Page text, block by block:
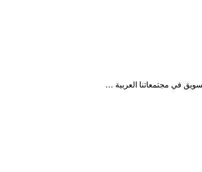
في مجتمعاتنا العربية …